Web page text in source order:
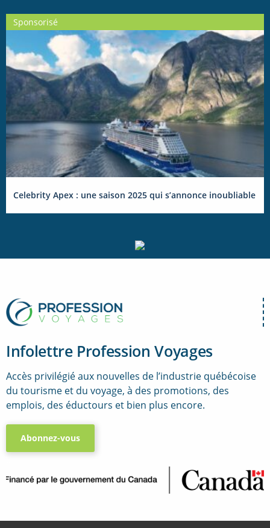
Sponsorisé
Celebrity Apex : une saison 2025 qui s’annonce inoubliable
Infolettre Profession Voyages
Accès privilégié aux nouvelles de l’industrie québécoise
du tourisme et du voyage, à des promotions, des
emplois, des éductours et bien plus encore.
Abonnez-vous